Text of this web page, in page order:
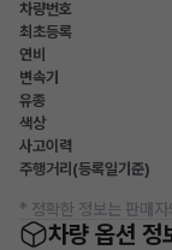
차량번호
최초등록
연비
변속기
유종
색상
사고이력
주행거리(등록일기준)
* 정확한 정보는 판매
차량 옵션 정